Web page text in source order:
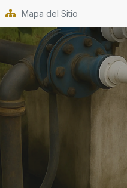
Mapa del Sitio